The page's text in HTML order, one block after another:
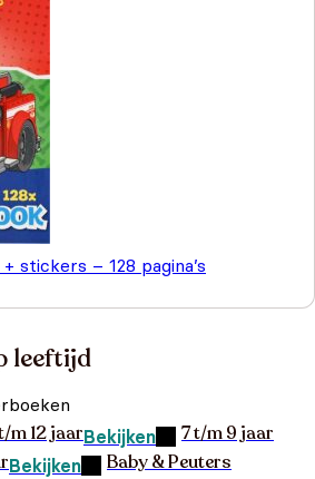
stickers – 128 pagina’s
leeftijd
m 12 jaarBekijken 7 t/m 9 jaar
Bekijken Baby & Peuters